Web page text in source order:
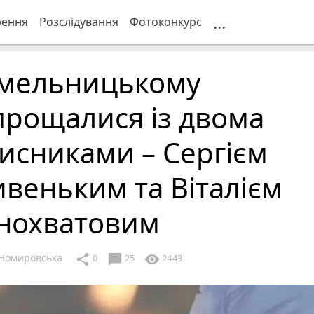
Розслідування Фотоконкурс ...
із двома
– Сергієм
та Віталієм
share 0 chat_bubble 25 visibility 2443